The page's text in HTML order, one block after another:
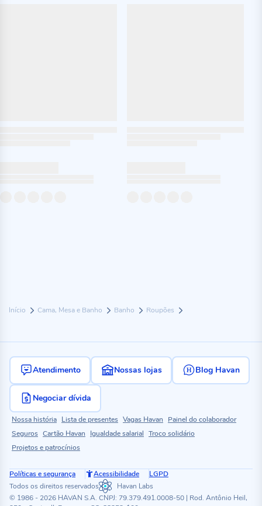
Início Cama, Mesa e Banho Banho Roupões
Atendimento Nossas lojas Blog Havan
Negociar dívida
Nossa história Lista de presentes Vagas Havan
Painel do colaborador
Seguros Cartão Havan Igualdade salarial Troco solidário
Projetos e patrocínios
Políticas e segurança Acessibilidade
LGPD
Todos os direitos reservados
Havan Labs
© 1986 - 2026 HAVAN S.A. CNPJ: 79.379.491.0008-50 | Rod. Antônio Heil,